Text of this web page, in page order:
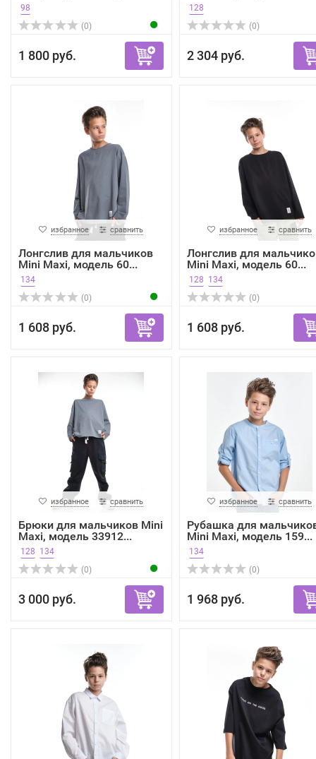
98
(0)
1 800 руб.
128
(0)
2 304 руб.
избранное сравнить
Лонгслив для мальчиков
Mini Maxi, модель 60...
134
(0)
1 608 руб.
избранное сравнить
Лонгслив для
Mini Maxi, модель 60...
128 134
(0)
1 608 руб.
избранное сравнить
Брюки для мальчиков Mini
Maxi, модель 33912...
128 134
(0)
3 000 руб.
избранное сравнить
Рубашка для
Mini Maxi, модель 159...
134
(0)
1 968 руб.